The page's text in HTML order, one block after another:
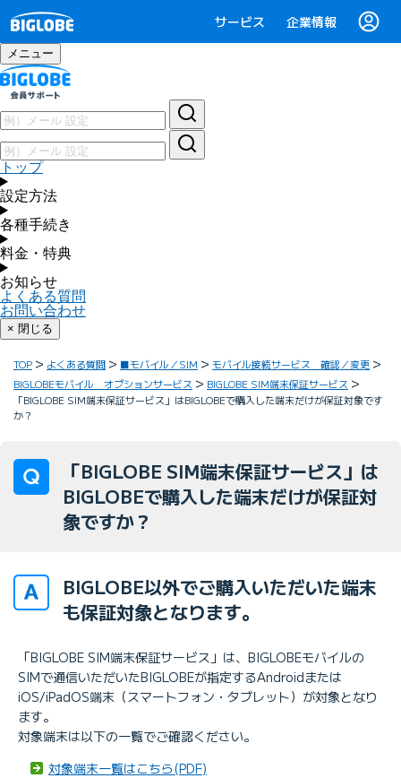
サービス 企業情報
メニュー
トップ
設定方法
各種手続き
料金・特典
お知らせ
よくある質問
お問い合わせ
× 閉じる
TOP よくある質問 ■モバイル／SIM
モバイル接続サービス 確認／変更
BIGLOBEモバイル オプションサービス
BIGLOBE SIM端末保証サービス
「BIGLOBE SIM端末保証サービス」はBIGLOBEで購入した端末だけが保証対象です
か？
「BIGLOBE SIM端末保証サービス」は
BIGLOBEで購入した端末だけが保証対
象ですか？
BIGLOBE以外でご購入いただいた端末
も保証対象となります。
「BIGLOBE SIM端末保証サービス」は、BIGLOBEモバイルの
SIMで通信いただいたBIGLOBEが指定するAndroidまたは
iOS/iPadOS端末（スマートフォン・タブレット）が対象となり
ます。
対象端末は以下の一覧でご確認ください。
対象端末一覧はこちら(PDF)